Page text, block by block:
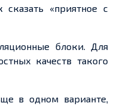
сказать «приятное с
блоки. Для
качеств такого
в одном варианте,